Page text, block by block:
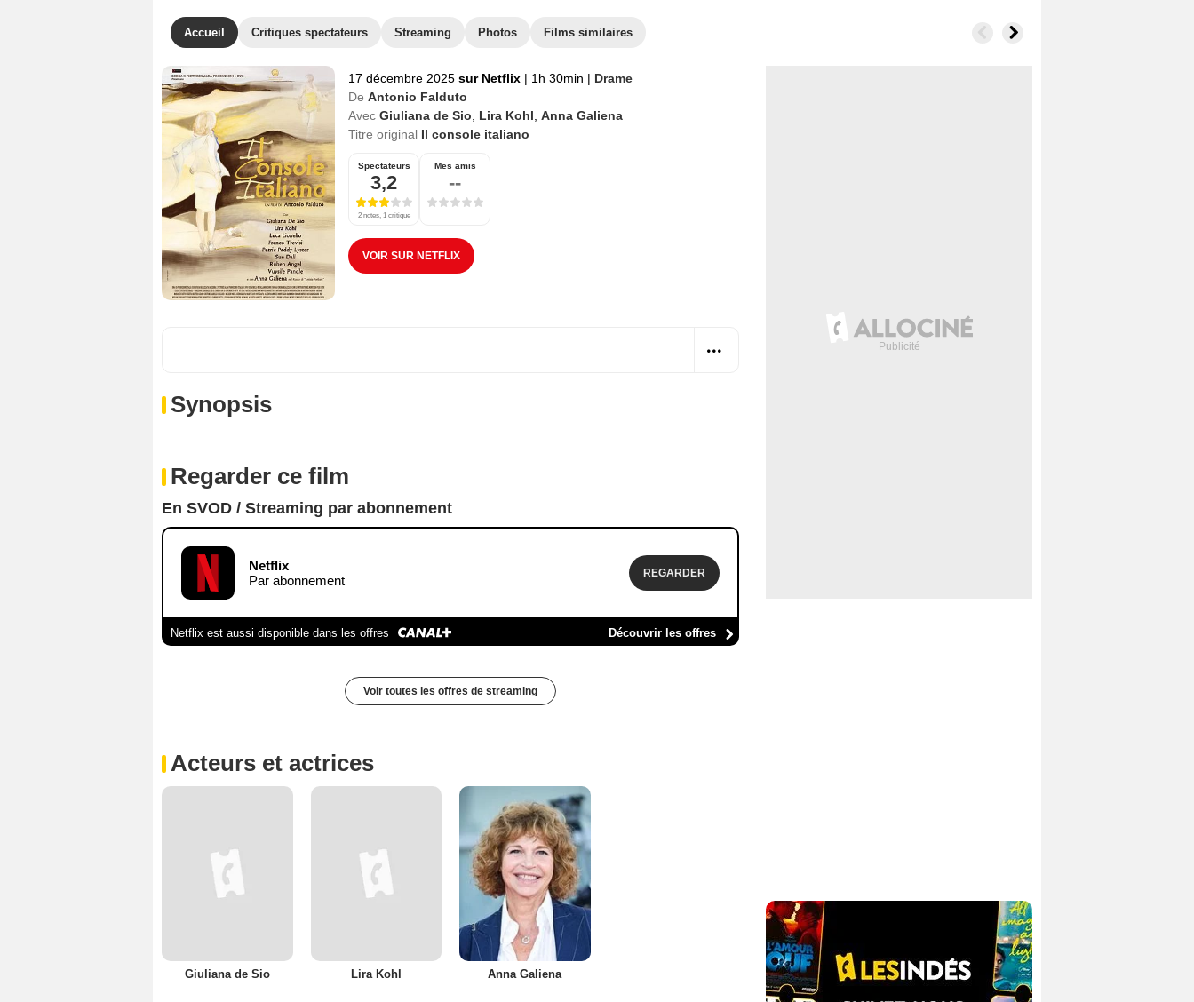
Accueil Critiques spectateurs Streaming Photos Films similaires
17 décembre 2025 sur Netflix | 1h 30min | Drame
De Antonio Falduto
Avec Giuliana de Sio Lira Kohl Anna Galiena
Titre original Il console italiano
Spectateurs
3,2
2 notes, 1 critique
Mes amis
--
VOIR SUR NETFLIX
Synopsis
Regarder ce film
En SVOD / Streaming par abonnement
Netflix
Par abonnement
REGARDER
Netflix est aussi disponible dans les offres Découvrir les offres
Voir toutes les offres de streaming
Acteurs et actrices
Giuliana de Sio Lira Kohl Anna Galiena